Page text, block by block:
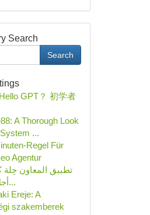
Search
Search
GPT？ 初学者
A Thorough Look
...
Regel Für
Agentur
تطبيق المعاون
أجل إدارة ا...
Ereje: A
szakemberek